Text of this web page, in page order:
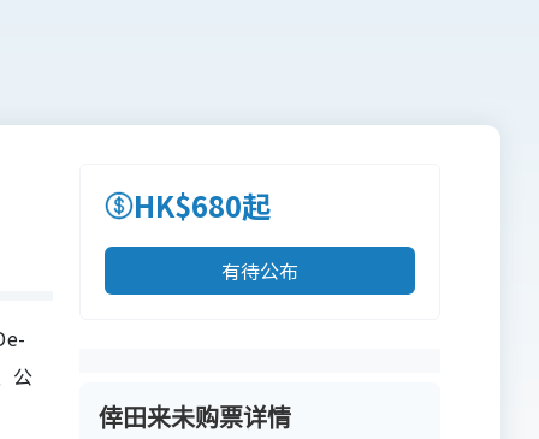
公
HK$680起
有待公布
倖田来未购票详情